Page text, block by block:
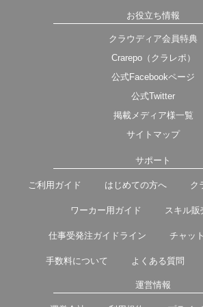
お役立ち情報
クラウディア会員特典
Crarepo（クラレポ）
公式Facebookページ
公式Twitter
掲載メディア様一覧
サイトマップ
サポート
ご利用ガイド はじめての方へ ク
ワーカー用ガイド スキル販
仕事受発注ガイドライン チャッ
手数料について よくある質問
運営情報